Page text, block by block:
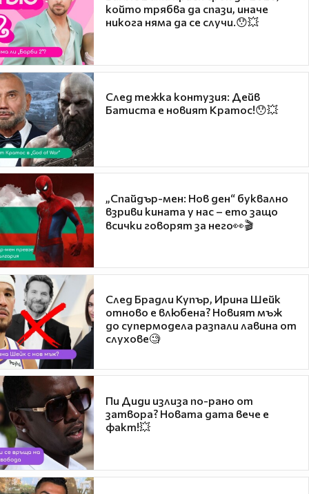
който трябва да спази, иначе
никога няма да се случи.😯💥
След тежка контузия: Дейв
Батиста е новият Кратос!😯💥
„Спайдър-мен: Нов ден“ буквално
взриви кината у нас – ето защо
всички говорят за него👀🎬
След Брадли Купър, Ирина Шейк
отново е влюбена? Новият мъж
до супермодела разпали лавина от
слухове🧐
Пи Диди излиза по-рано от
затвора? Новата дата вече е
факт!💥